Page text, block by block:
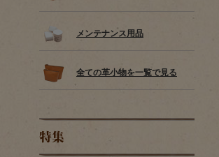
メンテナンス用品
全ての革小物を一覧で見る
特集